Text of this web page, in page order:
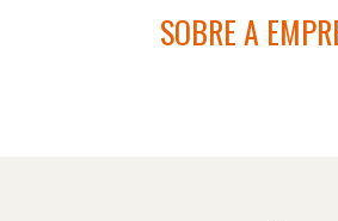
SOBRE A